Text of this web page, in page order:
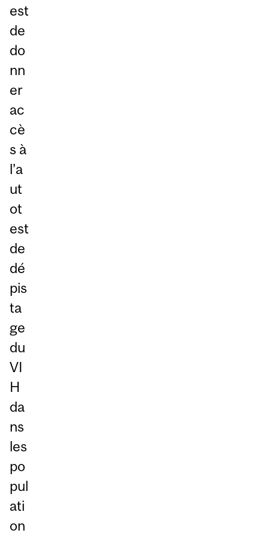
est
de
do
nn
er
ac
cè
s à
l’a
ut
ot
est
de
dé
pis
ta
ge
du
VI
H
da
ns
les
po
pul
ati
on